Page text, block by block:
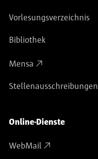
Vorlesungsverzeichnis
Bibliothek
Mensa
Stellenausschreibungen
Online-Dienste
WebMail